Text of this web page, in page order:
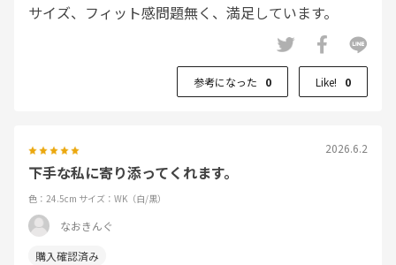
サイズ、フィット感問題無く、満足しています。
参考になった 0 Like! 0
2026.6.2
下手な私に寄り添ってくれます。
色：24.5cm サイズ：WK（白/黒）
なおきんぐ